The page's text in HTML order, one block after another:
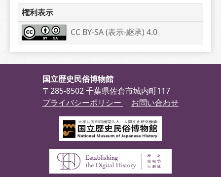
権利表示
CC BY-SA (表示-継承) 4.0
国立歴史民俗博物館
〒285-8502 千葉県佐倉市城内町117
プライバシーポリシー
お問い合わせ